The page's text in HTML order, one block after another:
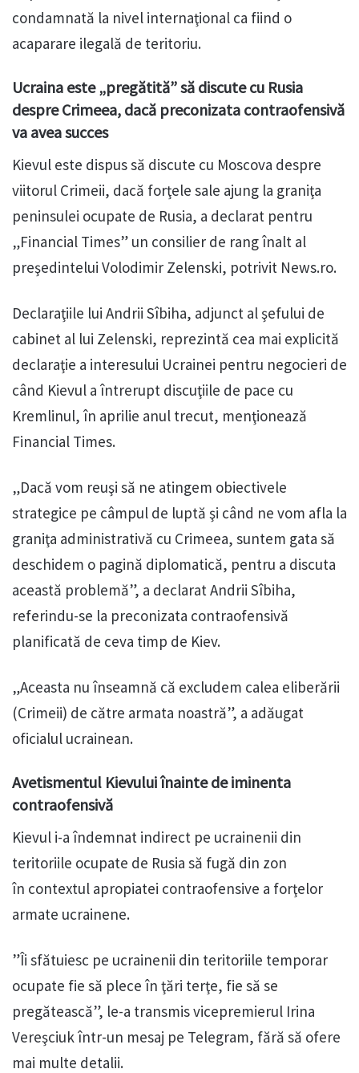
condamnată la nivel internaţional ca fiind o
acaparare ilegală de teritoriu.
Ucraina este „pregătită” să discute cu Rusia
despre Crimeea, dacă preconizata contraofensivă
va avea succes
Kievul este dispus să discute cu Moscova despre
viitorul Crimeii, dacă forţele sale ajung la graniţa
peninsulei ocupate de Rusia, a declarat pentru
„Financial Times” un consilier de rang înalt al
preşedintelui Volodimir Zelenski, potrivit News.ro.
Declaraţiile lui Andrii Sîbiha, adjunct al şefului de
cabinet al lui Zelenski, reprezintă cea mai explicită
declaraţie a interesului Ucrainei pentru negocieri de
când Kievul a întrerupt discuţiile de pace cu
Kremlinul, în aprilie anul trecut, menţionează
Financial Times.
„Dacă vom reuşi să ne atingem obiectivele
strategice pe câmpul de luptă şi când ne vom afla la
graniţa administrativă cu Crimeea, suntem gata să
deschidem o pagină diplomatică, pentru a discuta
această problemă”, a declarat Andrii Sîbiha,
referindu-se la preconizata contraofensivă
planificată de ceva timp de Kiev.
„Aceasta nu înseamnă că excludem calea eliberării
(Crimeii) de către armata noastră”, a adăugat
oficialul ucrainean.
Avetismentul Kievului înainte de iminenta
contraofensivă
Kievul i-a îndemnat indirect pe ucrainenii din
teritoriile ocupate de Rusia să fugă din zon
în contextul apropiatei contraofensive a forţelor
armate ucrainene.
”Îi sfătuiesc pe ucrainenii din teritoriile temporar
ocupate fie să plece în ţări terţe, fie să se
pregătească”, le-a transmis vicepremierul Irina
Vereşciuk într-un mesaj pe Telegram, fără să ofere
mai multe detalii.